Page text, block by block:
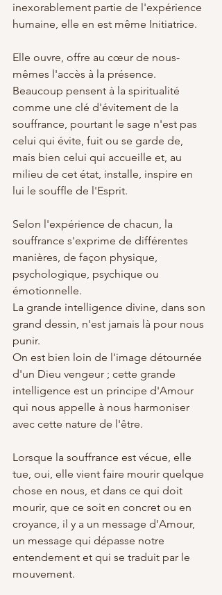
inexorablement partie de l'expérience
humaine, elle en est même Initiatrice.
Elle ouvre, offre au cœur de nous-
mêmes l'accès à la présence.
Beaucoup pensent à la spiritualité
comme une clé d'évitement de la
souffrance, pourtant le sage n'est pas
celui qui évite, fuit ou se garde de,
mais bien celui qui accueille et, au
milieu de cet état, installe, inspire en
lui le souffle de l'Esprit.
Selon l'expérience de chacun, la
souffrance s'exprime de différentes
manières, de façon physique,
psychologique, psychique ou
émotionnelle.
La grande intelligence divine, dans son
grand dessin, n'est jamais là pour nous
punir.
On est bien loin de l'image détournée
d'un Dieu vengeur ; cette grande
intelligence est un principe d'Amour
qui nous appelle à nous harmoniser
avec cette nature de l'être.
Lorsque la souffrance est vécue, elle
tue, oui, elle vient faire mourir quelque
chose en nous, et dans ce qui doit
mourir, que ce soit en concret ou en
croyance, il y a un message d'Amour,
un message qui dépasse notre
entendement et qui se traduit par le
mouvement.